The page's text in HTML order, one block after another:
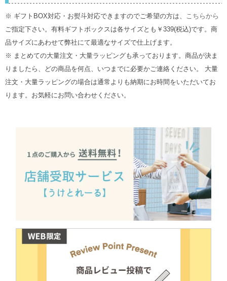
※ ギフトBOX対応・お熨斗対応できますのでご希望の方は、 こちらから
ご指定下さい。有料ギフトボックスは各サイズとも￥339(税込)です。商
品サイズにあわせて弊社にて最適なサイズで仕上げます。
※ まとめての大量注文・大量ラッピングも承っております。商品が決ま
りましたら、どの商品を何点、いつまでに必要かご連絡ください。 大量
注文・大量ラッピングの場合は通常よりも納期にお時間をいただいてお
ります。お気軽にお問い合わせください。